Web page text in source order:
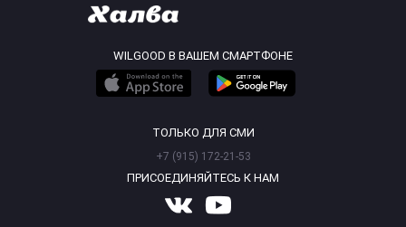
WILGOOD В ВАШЕМ СМАРТФОНЕ
ТОЛЬКО ДЛЯ СМИ
+7 (915) 172-21-53
ПРИСОЕДИНЯЙТЕСЬ К НАМ